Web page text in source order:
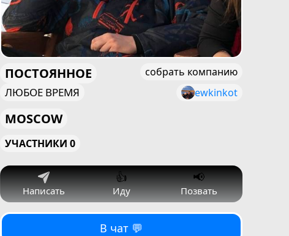
ПОСТОЯННОЕ
ЛЮБОЕ ВРЕМЯ
собрать компанию
ewkinkot
MOSCOW
УЧАСТНИКИ 0
Написать
👍
Иду
📢
Позвать
В чат 💬